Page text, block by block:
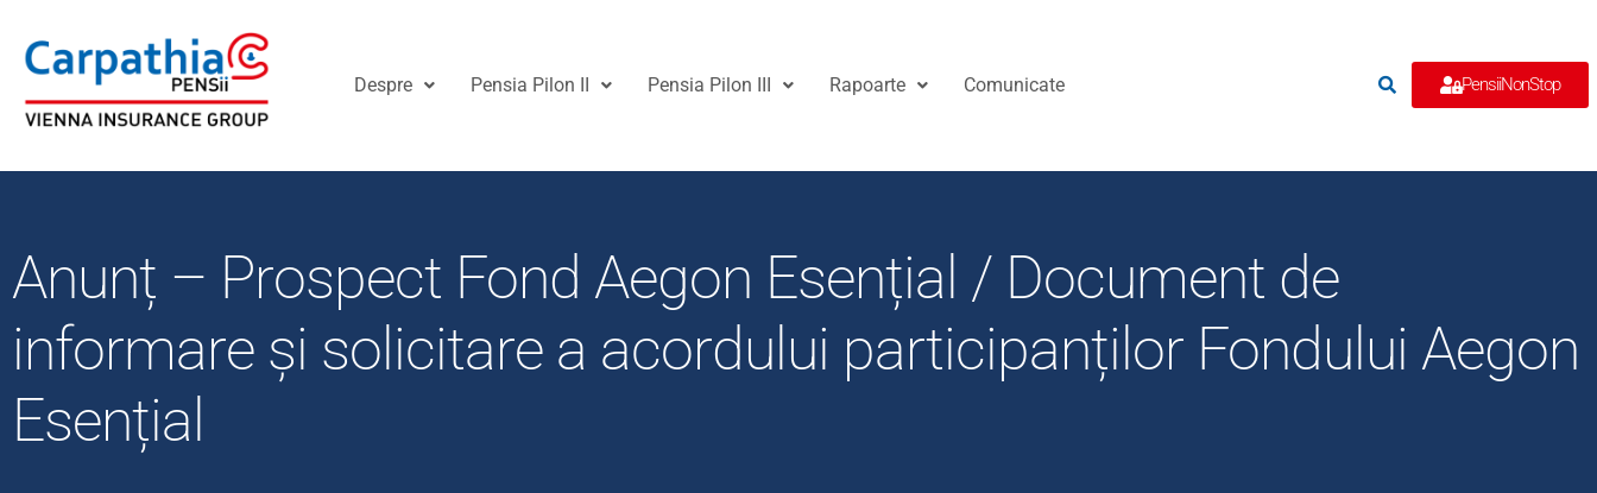
Despre Pensia Pilon II Pensia Pilon III Rapoarte Comunicate PensiiNonStop
Anunț – Prospect Fond Aegon Esențial / Document de
informare și solicitare a acordului participanților Fondului Aegon
Esențial